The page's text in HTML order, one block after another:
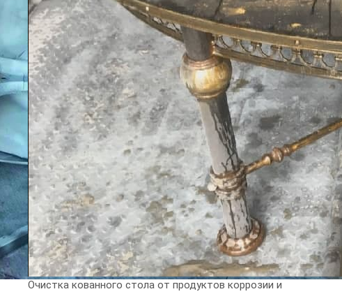
Очистка кованного стола от продуктов коррозии и